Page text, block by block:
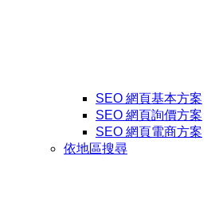
SEO 網頁基本方案
SEO 網頁詢價方案
SEO 網頁電商方案
依地區搜尋